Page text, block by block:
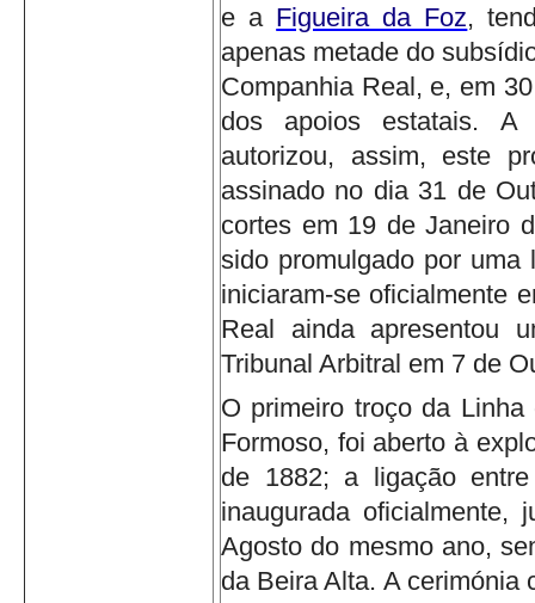
e a Figueira da Foz,
apenas metade do
Companhia Real, e, em
dos apoios estatais.
A
autorizou, assim, este
assinado no dia 31 de
cortes em 19 de Janeiro
sido promulgado por
iniciaram-se oficialmente
Real ainda apresentou
Tribunal Arbitral em 7 de
O primeiro troço da
Formoso, foi aberto à
de 1882; a ligação
inaugurada
Agosto do mesmo ano,
da Beira Alta. A cerimónia